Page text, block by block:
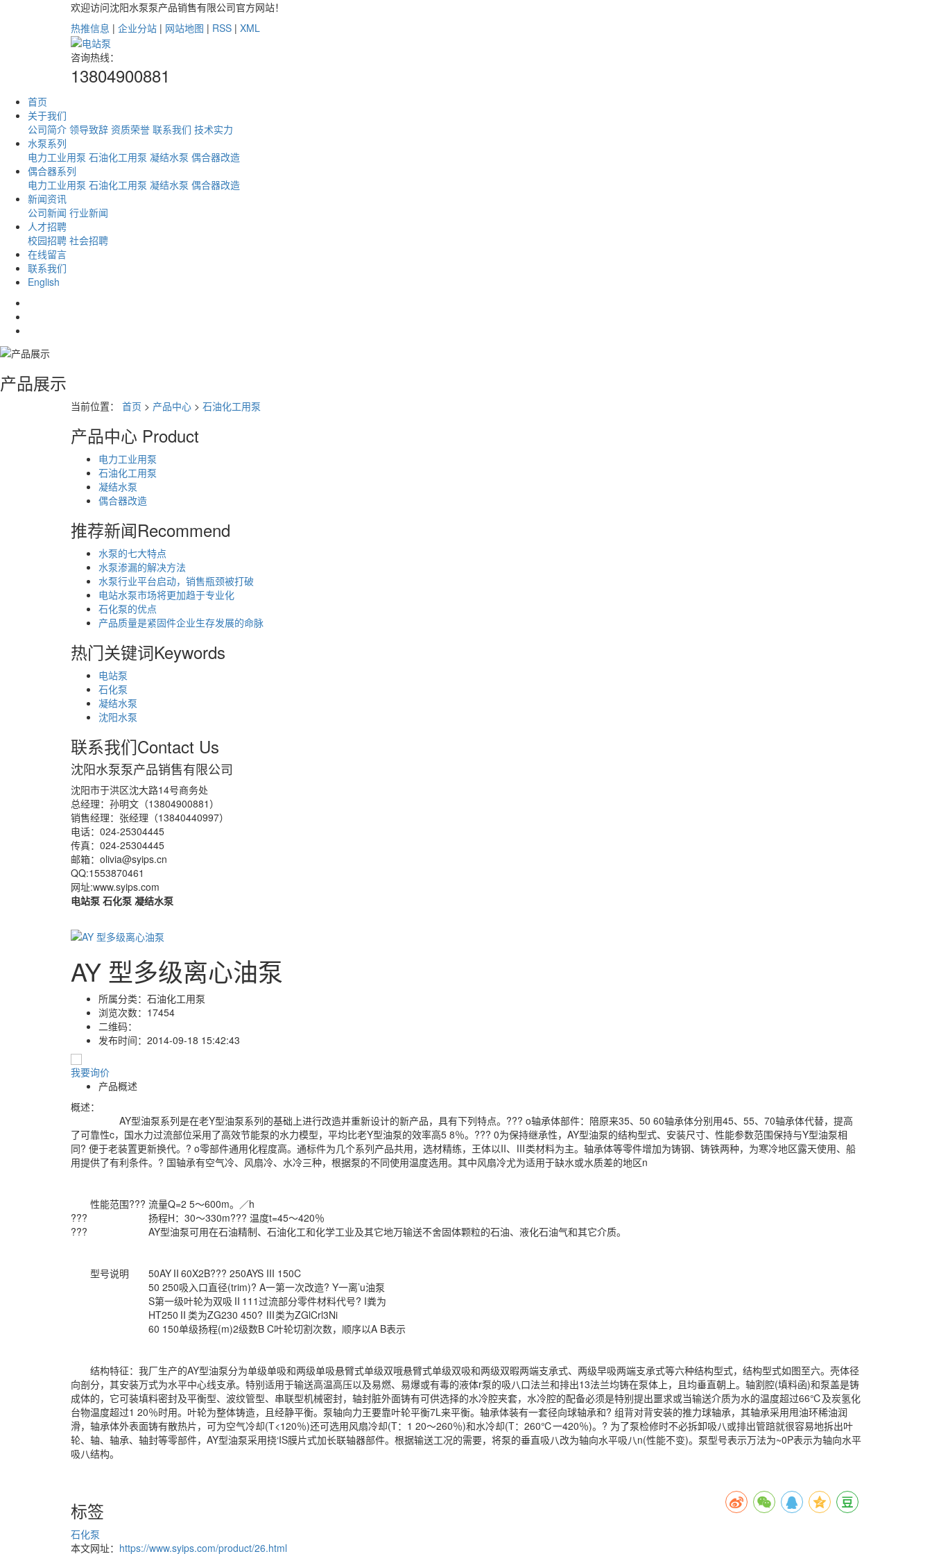
欢迎访问沈阳水泵泵产品销售有限公司官方网站！
热推信息 | 企业分站 | 网站地图 | RSS | XML
咨询热线：
13804900881
首页
关于我们
公司简介 领导致辞 资质荣誉 联系我们 技术实力
水泵系列
电力工业用泵 石油化工用泵 凝结水泵 偶合器改造
偶合器系列
电力工业用泵 石油化工用泵 凝结水泵 偶合器改造
新闻资讯
公司新闻 行业新闻
人才招聘
校园招聘 社会招聘
在线留言
联系我们
English
产品展示
当前位置： 首页 > 产品中心 > 石油化工用泵
产品中心 Product
电力工业用泵
石油化工用泵
凝结水泵
偶合器改造
推荐新闻Recommend
水泵的七大特点
水泵渗漏的解决方法
水泵行业平台启动，销售瓶颈被打破
电站水泵市场将更加趋于专业化
石化泵的优点
产品质量是紧固件企业生存发展的命脉
热门关键词Keywords
电站泵
石化泵
凝结水泵
沈阳水泵
联系我们Contact Us
沈阳水泵泵产品销售有限公司
沈阳市于洪区沈大路14号商务处
总经理：孙明文（13804900881）
销售经理：张经理（13840440997）
电话：024-25304445
传真：024-25304445
邮箱：olivia@syips.cn
QQ:1553870461
网址:www.syips.com
电站泵 石化泵 凝结水泵
AY 型多级离心油泵
所属分类： 石油化工用泵
浏览次数： 17454
二维码：
发布时间： 2014-09-18 15:42:43
我要询价
产品概述
概述：
AY型油泵系列是在老Y型油泵系列的基础上进行改造并重新设计的新产品，具有下列特点。??? o轴承体部件：陪原来35、50 60轴承体分别用45、55、70轴承体代替，提高
了可靠性c，国水力过流部位采用了高效节能泵的水力模型，平均比老Y型油泵的效率高5 8％。??? 0为保持继承性，AY型油泵的结构型式、安装尺寸、性能参数范围保持与Y型油泵相
同? 便于老装置更新换代。? o零部件通用化程度高。通标件为几个系列产品共用，选材精练，王体以II、Ⅲ类材料为主。轴承体等零件增加为铸钢、铸铁两种，为寒冷地区露天使用、船
用提供了有利条件。? 国轴承有空气冷、风扇冷、水冷三种，根据泵的不同使用温度选用。其中风扇冷尤为适用于缺水或水质差的地区n
性能范围??? 流量Q=2 5～600m。／h
??? 扬程H：30～330m??? 温度t=45～420％
??? AY型油泵可用在石油精制、石油化工和化学工业及其它地万输送不舍固体颗粒的石油、液化石油气和其它介质。
型号说明 50AYⅡ60X2B??? 250AYS III 150C
50 250吸入口直径(trim)? A一第一次改造? Y一离’u油泵
S第一级叶轮为双吸Ⅱ111过流部分零件材料代号? I粪为
HT250Ⅱ类为ZG230 450? Ⅲ类为ZGlCrl3Ni
60 150单级扬程(m)2级数B C叶轮切割次数，顺序以A B表示
结构特征：我厂生产的AY型油泵分为单级单吸和两级单吸悬臂式单级双哦悬臂式单级双吸和两级双暇两端支承式、两级早吸两端支承式等六种结构型式，结构型式如图至六。壳体径
向剖分，其安装万式为水平中心线支承。特别适用于输送高温高压以及易燃、易爆或有毒的液体r泵的吸八口法兰和排出13法兰均铸在泵体上，且均垂直朝上。轴割腔(填料函)和泵盖是铸
成体的，它可装填料密封及平衡型、波纹管型、串联型机械密封，轴封脏外面铸有可供选择的水冷腔夹套，水冷腔的配备必须是特别提出噩求或当输送介质为水的温度超过66℃及炭氢化
台物温度超过1 20％时用。叶轮为整体铸造，且经静平衡。泵轴向力王要靠叶轮平衡7L来平衡。轴承体装有一套径向球轴承和? 组背对背安装的推力球轴承，其轴承采用甩油环稀油润
滑，轴承体外表面铸有散热片，可为空气冷却(T<120％)还可选用风扇冷却(T：1 20～260％)和水冷却(T：260℃一420％)。? 为了泵检修时不必拆卸吸八或排出管踣就很容易地拆出叶
轮、轴、轴承、轴封等零部件，AY型油泵采用挠‘IS膜片式加长联轴器部件。根据输送工况的需要，将泵的垂直吸八改为轴向水平吸八n(性能不变)。泵型号表示万法为~0P表示为轴向水平
吸八结构。
标签
石化泵
本文网址： https://www.syips.com/product/26.html